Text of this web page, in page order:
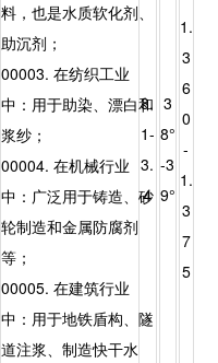
3.
1-
3.
4
3
8°
-3
9°
1.
3
6
0
-
1.
3
7
5
料，也是水质软化剂、
助沉剂；
00003. 在纺织工业
中：用于助染、漂白和
浆纱；
00004. 在机械行业
中：广泛用于铸造、砂
轮制造和金属防腐剂
等；
00005. 在建筑行业
中：用于地铁盾构、隧
道注浆、制造快干水